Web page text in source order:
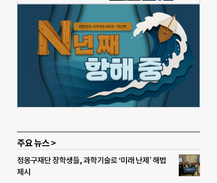
주요 뉴스 >
정몽구재단 장학생들, 과학기술로 ‘미래 난제’ 해법
제시